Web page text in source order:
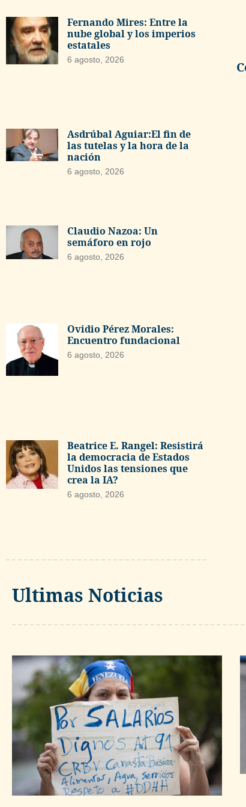
Fernando Mires: Entre la
nube global y los imperios
estatales
6 agosto, 2026
Asdrúbal Aguiar:El fin de
las tutelas y la hora de la
nación
6 agosto, 2026
Claudio Nazoa: Un
semáforo en rojo
6 agosto, 2026
Ovidio Pérez Morales:
Encuentro fundacional
6 agosto, 2026
Beatrice E. Rangel: Resistirá
la democracia de Estados
Unidos las tensiones que
crea la IA?
6 agosto, 2026
Ultimas Noticias